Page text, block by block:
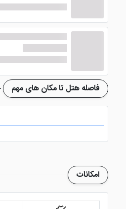
یک کافه بار در پشت بام هتل
طور زنده برگزار می شود که
هتل سوئیس اوتل
در هتل بی نهایت زیبای
سالن بدنسازی این هتل
این هتل استانبول به خاطر
سوئیسی طرح ریزی شده و به
فاصله هتل تا مکان های مهم
امکانات